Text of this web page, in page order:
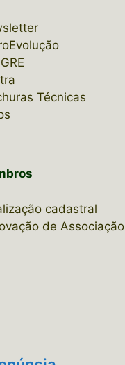
Técnicas
cadastral
de Associação